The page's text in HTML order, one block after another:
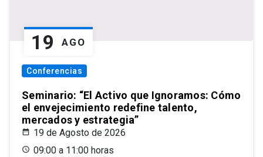
19 AGO
Conferencias
Seminario: “El Activo que Ignoramos: Cómo
el envejecimiento redefine talento,
mercados y estrategia”
19 de Agosto de 2026
09:00 a 11:00 horas